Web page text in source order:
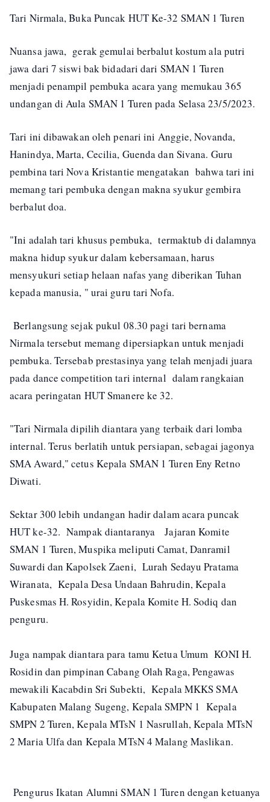
Tari Nirmala, Buka Puncak HUT Ke-32 SMAN 1 Turen
Nuansa jawa, gerak gemulai berbalut kostum ala putri
jawa dari 7 siswi bak bidadari dari SMAN 1 Turen
menjadi penampil pembuka acara yang memukau 365
undangan di Aula SMAN 1 Turen pada Selasa 23/5/2023.
Tari ini dibawakan oleh penari ini Anggie, Novanda,
Hanindya, Marta, Cecilia, Guenda dan Sivana. Guru
pembina tari Nova Kristantie mengatakan bahwa tari ini
memang tari pembuka dengan makna syukur gembira
berbalut doa.
"Ini adalah tari khusus pembuka, termaktub di dalamnya
makna hidup syukur dalam kebersamaan, harus
mensyukuri setiap helaan nafas yang diberikan Tuhan
kepada manusia, " urai guru tari Nofa.
Berlangsung sejak pukul 08.30 pagi tari bernama
Nirmala tersebut memang dipersiapkan untuk menjadi
pembuka. Tersebab prestasinya yang telah menjadi juara
pada dance competition tari internal dalam rangkaian
acara peringatan HUT Smanere ke 32.
"Tari Nirmala dipilih diantara yang terbaik dari lomba
internal. Terus berlatih untuk persiapan, sebagai jagonya
SMA Award," cetus Kepala SMAN 1 Turen Eny Retno
Diwati.
Sektar 300 lebih undangan hadir dalam acara puncak
HUT ke-32. Nampak diantaranya Jajaran Komite
SMAN 1 Turen, Muspika meliputi Camat, Danramil
Suwardi dan Kapolsek Zaeni, Lurah Sedayu Pratama
Wiranata, Kepala Desa Undaan Bahrudin, Kepala
Puskesmas H. Rosyidin, Kepala Komite H. Sodiq dan
penguru.
Juga nampak diantara para tamu Ketua Umum KONI H.
Rosidin dan pimpinan Cabang Olah Raga, Pengawas
mewakili Kacabdin Sri Subekti, Kepala MKKS SMA
Kabupaten Malang Sugeng, Kepala SMPN 1 Kepala
SMPN 2 Turen, Kepala MTsN 1 Nasrullah, Kepala MTsN
2 Maria Ulfa dan Kepala MTsN 4 Malang Maslikan.
Pengurus Ikatan Alumni SMAN 1 Turen dengan ketuanya